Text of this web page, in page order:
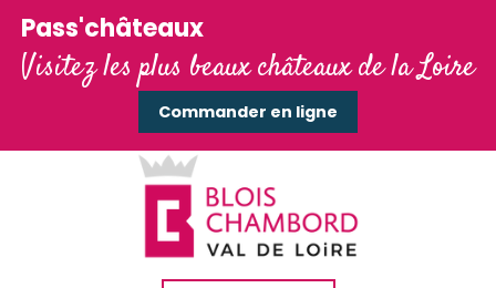
Pass'châteaux
Visitez les plus beaux châteaux de la Loire
Commander en ligne